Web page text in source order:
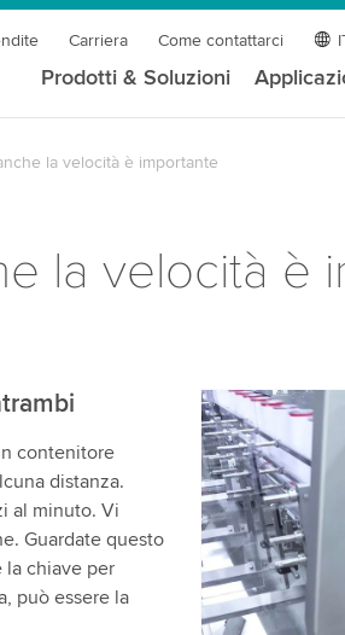
Carriera Come contattarci
Prodotti & Soluzioni
la velocità è importante
la velocità è
Abbiamo
servizio
Utilizziamo
contenuti
attività. Per
guardare
contenitore
distanza.
al minuto. Vi
Guardate questo
chiave per
può essere la